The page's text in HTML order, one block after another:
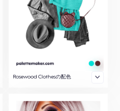
Rosewood Clothesの配色